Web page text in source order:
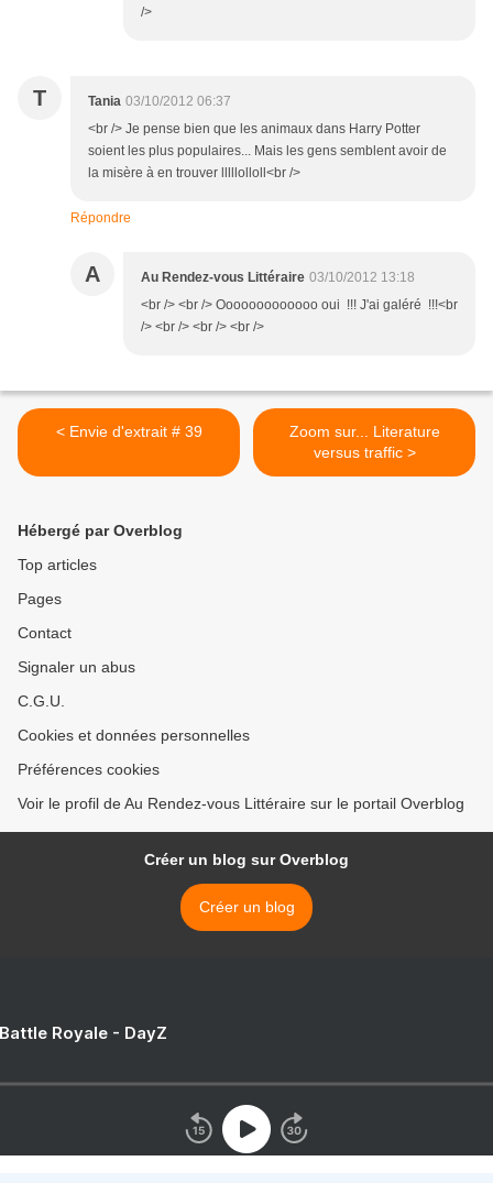
/>
T Tania 03/10/2012 06:37
<br /> Je pense bien que les animaux dans Harry Potter
soient les plus populaires... Mais les gens semblent avoir de
la misère à en trouver lllllolloll<br />
Répondre
A Au Rendez-vous Littéraire 03/10/2012 13:18
<br /> <br /> Ooooooooooooo oui !!! J'ai galéré !!!<br
/> <br /> <br /> <br />
< Envie d'extrait # 39
Zoom sur... Literature
versus traffic >
Hébergé par Overblog
Top articles
Pages
Contact
Signaler un abus
C.G.U.
Cookies et données personnelles
Préférences cookies
Voir le profil de Au Rendez-vous Littéraire sur le portail Overblog
Créer un blog sur Overblog
Créer un blog
Royale - DayZ